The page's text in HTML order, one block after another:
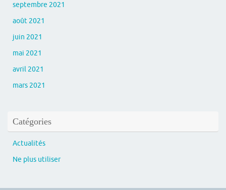
septembre 2021
août 2021
juin 2021
mai 2021
avril 2021
mars 2021
Catégories
Actualités
Ne plus utiliser